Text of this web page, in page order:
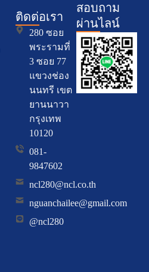
ติดต่อเรา
280 ซอย
พระรามที่
3 ซอย 77
แขวงช่อง
นนทรี เขต
ยานนาวา
กรุงเทพ
10120
081-
9847602
ncl280@ncl.co.th
nguanchailee@gmail.com
@ncl280
สอบถาม
ผ่านไลน์